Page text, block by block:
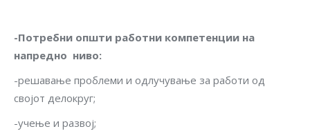
-Потребни општи работни компетенции на
напредно ниво:
-решавање проблеми и одлучување за работи од
својот делокруг;
-учење и развој;